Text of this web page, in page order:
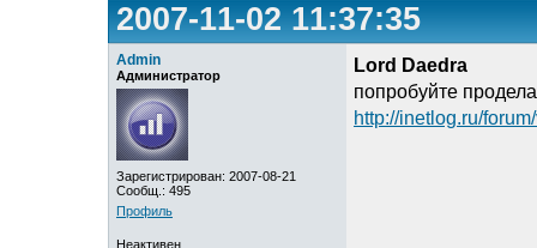
2007-11-02 11:37:35
Admin
Администратор
Зарегистрирован: 2007-08-21
Сообщ.: 495
Профиль
Lord Daedra
попробуйте
http://inetlog.ru/
Неактивен